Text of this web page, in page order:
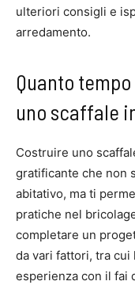
ulteriori consigli e
arredamento.
Quanto
uno scaffale
Costruire uno
gratificante che non
abitativo, ma ti
pratiche nel
completare un
da vari fattori, tra cui
esperienza con il fai